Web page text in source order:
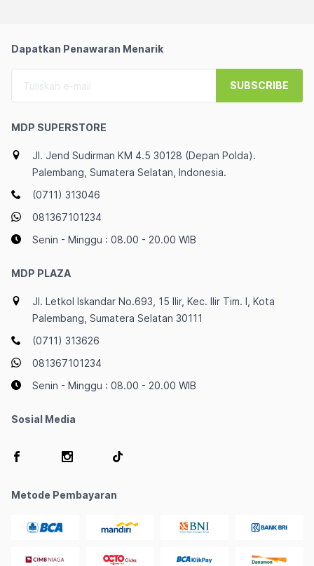
Dapatkan Penawaran Menarik
SUBSCRIBE
MDP SUPERSTORE
Jl. Jend Sudirman KM 4.5 30128 (Depan Polda).
Palembang, Sumatera Selatan, Indonesia.
(0711) 313046
081367101234
Senin - Minggu : 08.00 - 20.00 WIB
MDP PLAZA
Jl. Letkol Iskandar No.693, 15 Ilir, Kec. Ilir Tim. I, Kota
Palembang, Sumatera Selatan 30111
(0711) 313626
081367101234
Senin - Minggu : 08.00 - 20.00 WIB
Sosial Media
Metode Pembayaran